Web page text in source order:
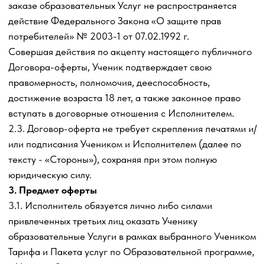
Заварзина Максима Сергеевича ИНН
180805695849), размещенной на Сайте и других сайтах
Исполнителя.
На основании Политики в отношении обработки
персональных данных Ученик даёт согласие на
обработку персональных данных, согласие на
получение информационной и рекламной рассылки,
путем проставления отметки в графе (чекбоксе) «Я
согласен на обработку персональных данных, получение
информационных и рекламных материалов и с
Договором оферты»или иных подобных уведомлениях о
принятии при оформлении заказа на приобретение
образовательных
Услуг Исполнителя, а также при
оплате образовательных Услуг Исполнителя или при
регистрации, нажимая кнопку «Оставить заявку» или
Исполнителя.
Согласие на обработку персональных данных, а также
согласие на получение рекламной рассылки может быть
отозвано Учеником в любое время после заключения
договора на оказание платных услуг на основании
настоящей Оферты посредством направления отзыва
согласия по адресу электронной почты
lusher.invest@gmail.com.